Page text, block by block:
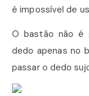
é impossível de
O bastão não é
dedo apenas no
passar o dedo